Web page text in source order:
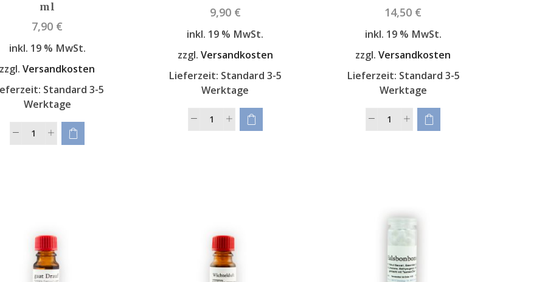
ml
7,90 €
inkl. 19 % MwSt.
zzgl.Versandkosten
Standard 3-5
Werktage
9,90 €
inkl. 19 % MwSt.
zzgl. Versandkosten
Lieferzeit: Standard 3-5
Werktage
14,50 €
inkl. 19 % MwSt.
zzgl.Versandkosten
Lieferzeit: Standard 3-5
Werktage